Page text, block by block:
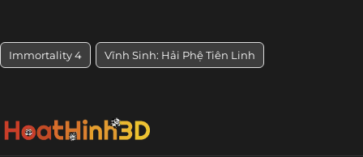
Immortality 4 Vĩnh Sinh: Hải Phệ Tiên Linh